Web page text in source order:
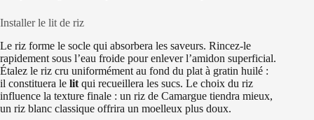
Installer le lit de riz
Le riz forme le socle qui absorbera les saveurs. Rincez-le
rapidement sous l’eau froide pour enlever l’amidon superficial.
Étalez le riz cru uniformément au fond du plat à gratin huilé :
il constituera le lit qui recueillera les sucs. Le choix du riz
influence la texture finale : un riz de Camargue tiendra mieux,
un riz blanc classique offrira un moelleux plus doux.